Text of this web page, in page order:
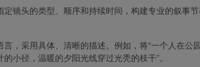
定镜头的类型、顺序和持续时间，构建专业的叙事节
言，采用具体、清晰的描述。例如，将“一个人在公
小径，温暖的夕阳光线穿过光秃的枝干”。